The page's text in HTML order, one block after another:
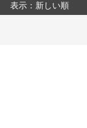
表示：新しい順